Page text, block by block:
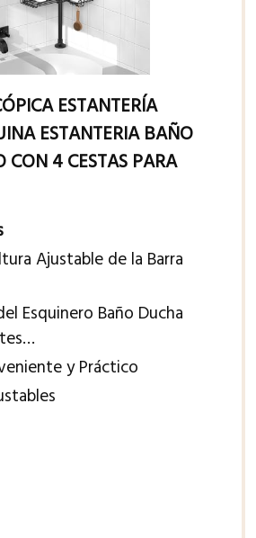
ESTANTERÍA
ESTANTERIA BAÑO
CON 4 CESTAS PARA
Ajustable de la Barra
Esquinero Baño Ducha
y Práctico